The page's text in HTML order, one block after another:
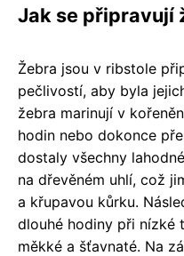
Jak se připravují
Žebra jsou v ribstole
pečlivostí, aby byla
žebra marinují v
hodin nebo dokonce
dostaly všechny
na dřevěném uhlí, což
a křupavou kůrku.
dlouhé hodiny při nízké
měkké a šťavnaté. Na